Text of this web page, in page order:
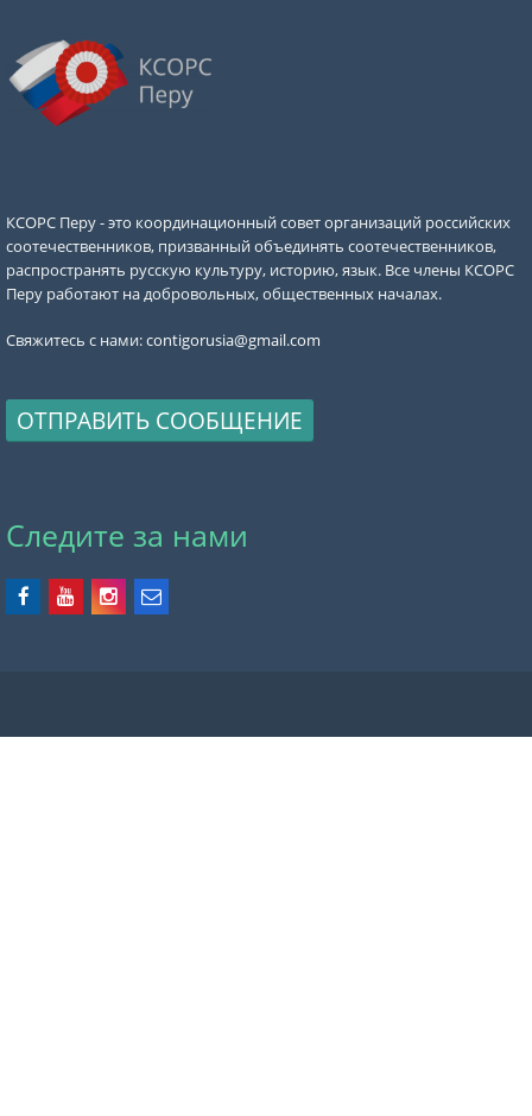
КСОРС Перу - это координационный совет организаций российских
соотечественников, призванный объединять соотечественников,
распространять русскую культуру, историю, язык. Все члены КСОРС
Перу работают на добровольных, общественных началах.
Свяжитесь с нами:contigorusia@gmail.com
ОТПРАВИТЬ СООБЩЕНИЕ
Следите за нами